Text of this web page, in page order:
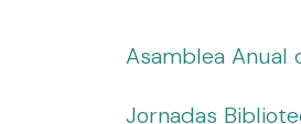
Asamblea Anual
Jornadas